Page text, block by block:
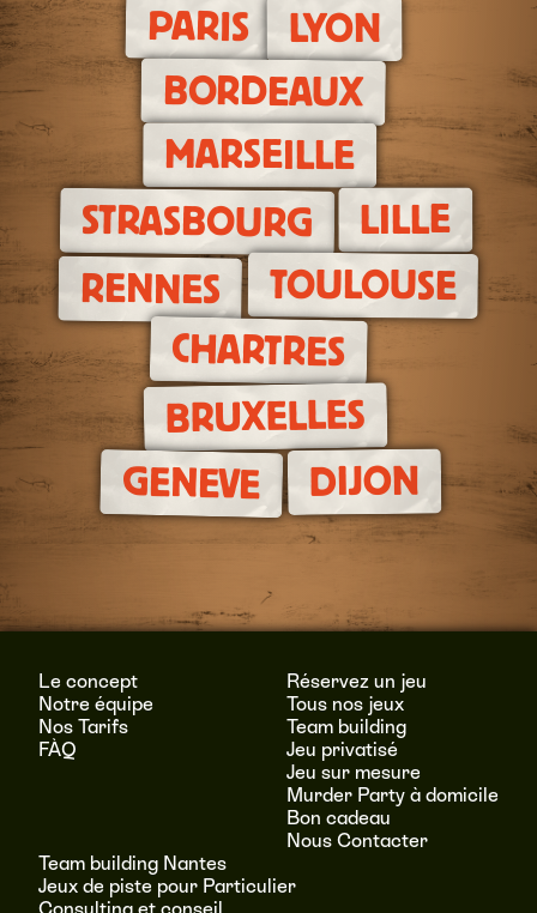
PARIS LYON
BORDEAUX
MARSEILLE
STRASBOURG LILLE
RENNES TOULOUSE
CHARTRES
BRUXELLES
GENEVE DIJON
Le concept
Notre équipe
Nos Tarifs
FÀQ
Réservez un jeu
Tous nos jeux
Team building
Jeu privatisé
Jeu sur mesure
Murder Party à domicile
Bon cadeau
Nous Contacter
Team building Nantes
Jeux de piste pour Particulier